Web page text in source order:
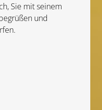
Sie mit seinem
und